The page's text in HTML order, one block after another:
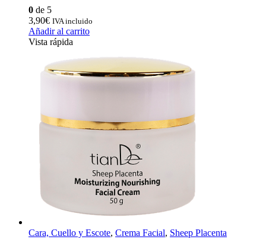
0 de 5
3,90€ IVA incluido
Añadir al carrito
Vista rápida
Cara, Cuello y Escote, Crema Facial, Sheep Placenta